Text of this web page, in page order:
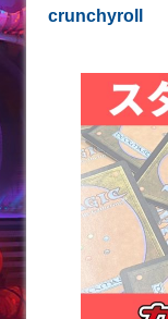
crunchyroll